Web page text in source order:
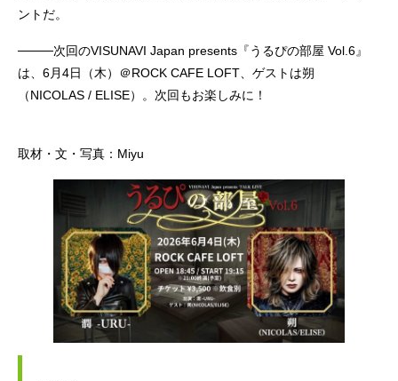
ントだ。
────次回のVISUNAVI Japan presents『うるぴの部屋 Vol.6』
は、6月4日（木）＠ROCK CAFE LOFT、ゲストは朔
（NICOLAS / ELISE）。次回もお楽しみに！
取材・文・写真：Miyu